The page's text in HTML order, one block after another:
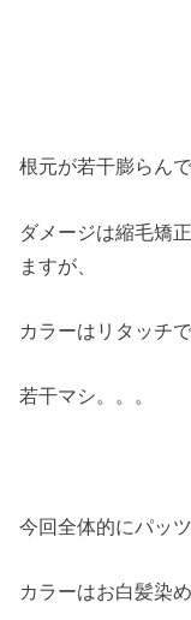
根元が若干膨らん
ダメージは縮毛矯
ますが、
カラーはリタッチ
若干マシ。。。
今回全体的にパッ
カラーはお白髪染